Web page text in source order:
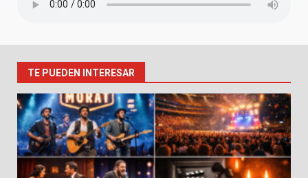
TE PUEDEN INTERESAR